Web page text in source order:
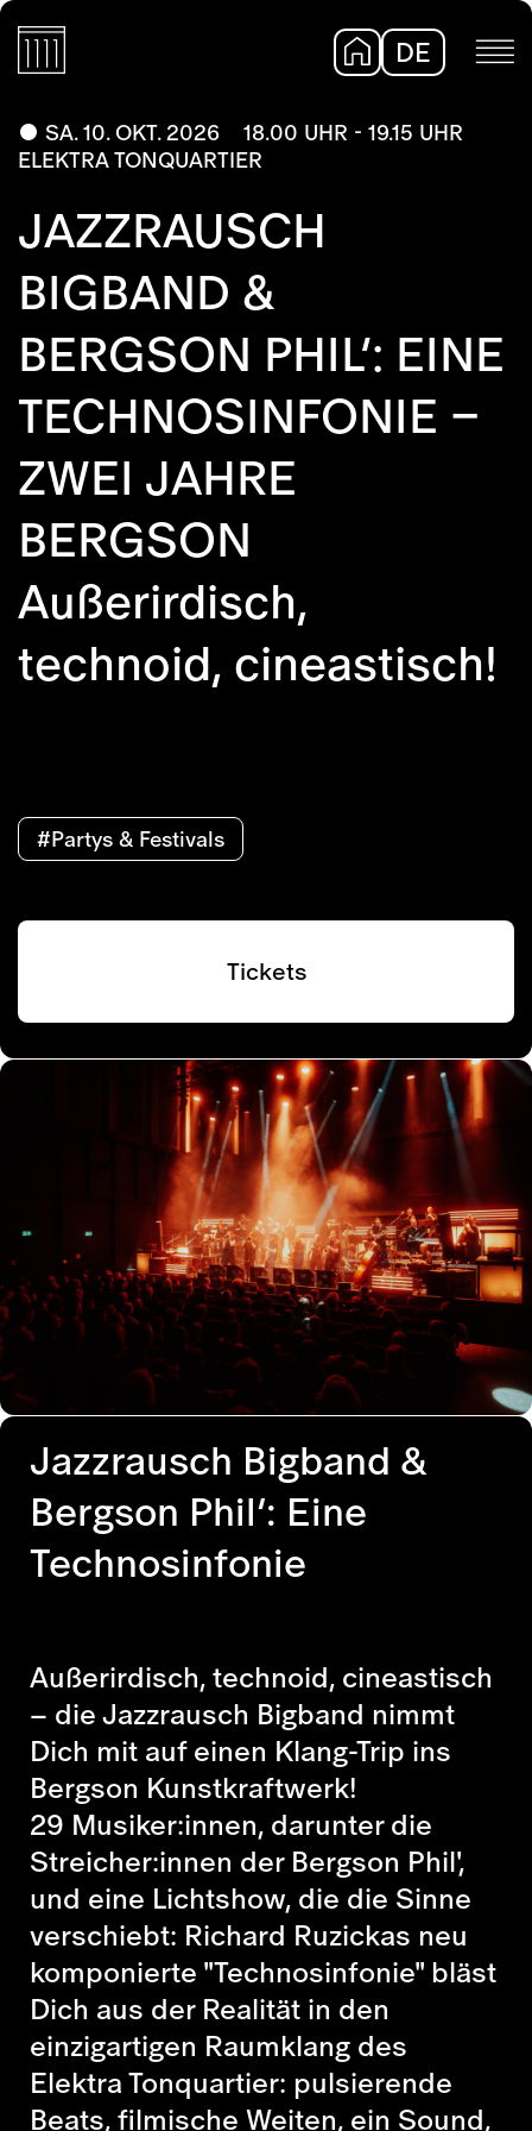
DE
SA. 10. OKT. 2026
18.00 UHR - 19.15 UHR
ELEKTRA TONQUARTIER
JAZZRAUSCH
BIGBAND &
BERGSON PHIL’: EINE
TECHNOSINFONIE –
ZWEI JAHRE
BERGSON
Außerirdisch,
technoid, cineastisch!
#Partys & Festivals
Tickets
Jazzrausch Bigband &
Bergson Phil’: Eine
Technosinfonie
Außerirdisch, technoid, cineastisch
– die Jazzrausch Bigband nimmt
Dich mit auf einen Klang-Trip ins
Bergson Kunstkraftwerk!
29 Musiker:innen, darunter die
Streicher:innen der Bergson Phil',
und eine Lichtshow, die die Sinne
verschiebt: Richard Ruzickas neu
komponierte "Technosinfonie" bläst
Dich aus der Realität in den
einzigartigen Raumklang des
Elektra Tonquartier: pulsierende
Beats, filmische Weiten, ein Sound,